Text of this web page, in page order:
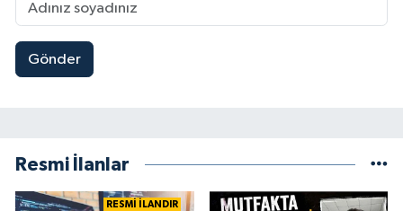
Gönder
Resmi İlanlar
RESMİ İLANDIR